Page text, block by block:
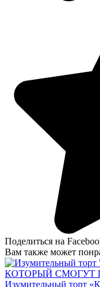
Поделиться на
Вам также может
Изумительный торт